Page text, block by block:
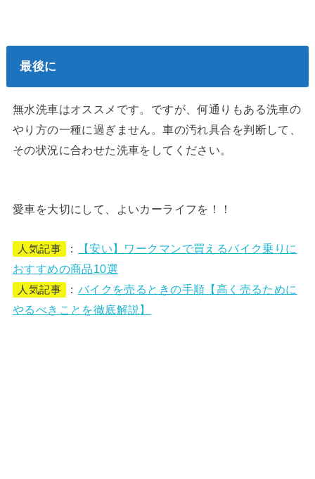
最後に
無水洗車はオススメです。ですが、何通りもある洗車の
やり方の一種に過ぎません。車の汚れ具合を判断して、
その状況に合わせた洗車をしてください。
愛車を大切にして、よいカーライフを！！
人気記事 ：
【安い】ワークマンで買えるバイク乗りに
おすすめの商品10選
人気記事 ： バイクを売るときの手順【高く売るために
やるべきことを徹底解説】